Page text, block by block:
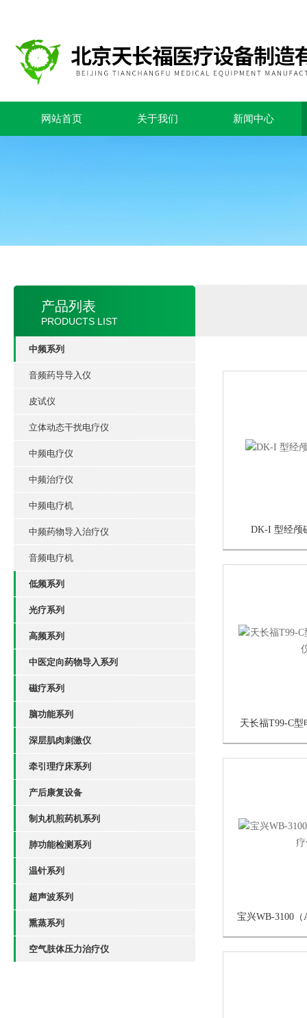
网站首页 关于我们 新闻中心
产品列表
PRODUCTS LIST
中频系列
音频药导导入仪
皮试仪
立体动态干扰电疗仪
中频电疗仪
中频治疗仪
中频电疗机
中频药物导入治疗仪
音频电疗机
低频系列
光疗系列
高频系列
中医定向药物导入系列
磁疗系列
脑功能系列
深层肌肉刺激仪
牵引理疗床系列
产后康复设备
制丸机煎药机系列
肺功能检测系列
温针系列
超声波系列
熏蒸系列
空气肢体压力治疗仪
DK-I 型经颅
天长福T99-C